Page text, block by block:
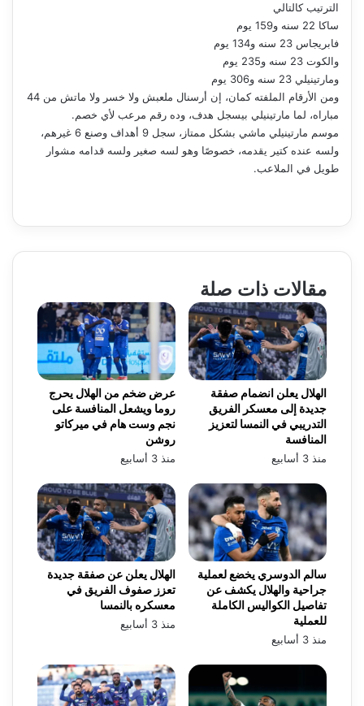
الترتيب كالتالي
ساكا 22 سنه و159 يوم
فابريجاس 23 سنه و134 يوم
والكوت 23 سنه و235 يوم
ومارتينيلي 23 سنه و306 يوم
ومن الأرقام الملفته كمان، إن أرسنال ملعبش ولا خسر ولا ماتش من 44
مباراه، لما مارتينيلي بيسجل هدف، وده رقم مرعب لأي خصم.
موسم مارتينيلي ماشي بشكل ممتاز، سجل 9 أهداف وصنع 6 غيرهم،
ولسه عنده كتير يقدمه، خصوصًا وهو لسه صغير ولسه قدامه مشوار
طويل في الملاعب.
مقالات ذات صلة
عرض ضخم من الهلال يحرج
روما ويشعل المنافسة على
نجم وست هام في ميركاتو
روشن
منذ 3 أسابيع
الهلال يعلن انضمام صفقة
جديدة إلى معسكر الفريق
التدريبي في النمسا لتعزيز
المنافسة
منذ 3 أسابيع
الهلال يعلن عن صفقة جديدة
تعزز صفوف الفريق في
معسكره بالنمسا
منذ 3 أسابيع
سالم الدوسري يخضع لعملية
جراحية والهلال يكشف عن
تفاصيل الكواليس الكاملة
للعملية
منذ 3 أسابيع